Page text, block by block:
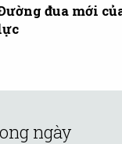
đua mới
ngày